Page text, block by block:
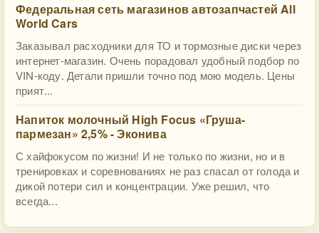
Федеральная сеть магазинов автозапчастей All
World Cars
Заказывал расходники для ТО и тормозные диски через
интернет-магазин. Очень порадовал удобный подбор по
VIN-коду. Детали пришли точно под мою модель. Цены
прият...
Напиток молочный High Focus «Груша-
пармезан» 2,5% - Эконива
С хайфокусом по жизни! И не только по жизни, но и в
тренировках и соревнованиях не раз спасал от голода и
дикой потери сил и концентрации. Уже решил, что
всегда...